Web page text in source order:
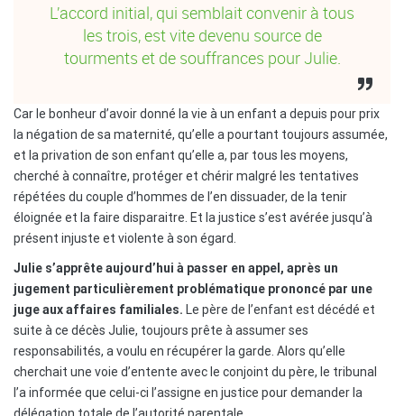
L’accord initial, qui semblait convenir à tous
les trois, est vite devenu source de
tourments et de souffrances pour Julie.
Car le bonheur d’avoir donné la vie à un enfant a depuis pour prix
la négation de sa maternité, qu’elle a pourtant toujours assumée,
et la privation de son enfant qu’elle a, par tous les moyens,
cherché à connaître, protéger et chérir malgré les tentatives
répétées du couple d’hommes de l’en dissuader, de la tenir
éloignée et la faire disparaitre. Et la justice s’est avérée jusqu’à
présent injuste et violente à son égard.
Julie s’apprête aujourd’hui à passer en appel, après un
jugement particulièrement problématique prononcé par une
juge aux affaires familiales. Le père de l’enfant est décédé et
suite à ce décès Julie, toujours prête à assumer ses
responsabilités, a voulu en récupérer la garde. Alors qu’elle
cherchait une voie d’entente avec le conjoint du père, le tribunal
l’a informée que celui-ci l’assigne en justice pour demander la